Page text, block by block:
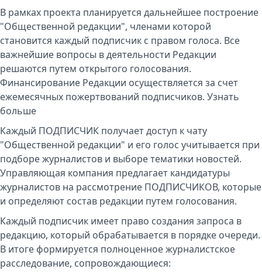
В рамках проекта планируется дальнейшее построение
"Общественной редакции", членами которой
становится каждый подписчик с правом голоса. Все
важнейшие вопросы в деятельности Редакции
решаются путем открытого голосования.
Финансирование Редакции осуществляется за счет
ежемесячных пожертвований подписчиков. Узнать
больше
Каждый ПОДПИСЧИК получает доступ к чату
"Общественной редакции" и его голос учитывается при
подборе журналистов и выборе тематики новостей.
Управляющая компания предлагает кандидатуры
журналистов на рассмотрение ПОДПИСЧИКОВ, которые
и определяют состав редакции путем голосования.
Каждый подписчик имеет право создания запроса в
редакцию, который обрабатывается в порядке очереди.
В итоге формируется полноценное журналистское
расследование, сопровождающиеся: